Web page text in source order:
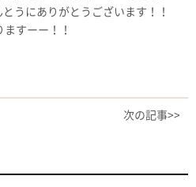
うにありがとうございます！！
すーー！！
次の記事>>